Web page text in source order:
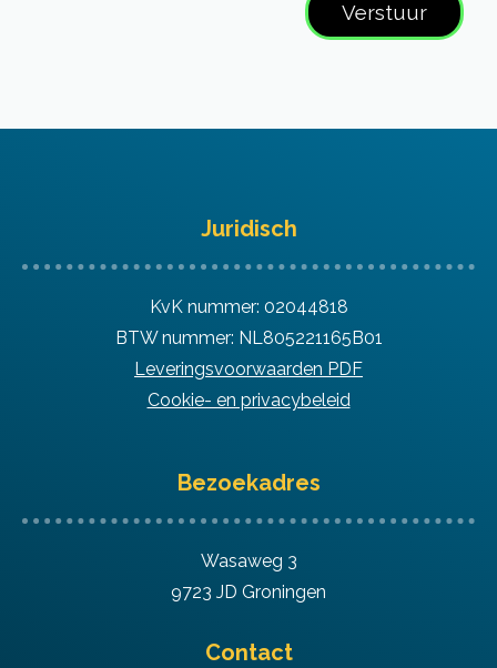
Juridisch
KvK nummer: 02044818
BTW nummer: NL805221165B01
Leveringsvoorwaarden PDF
Cookie- en privacybeleid
Bezoekadres
Wasaweg 3
9723 JD Groningen
Contact